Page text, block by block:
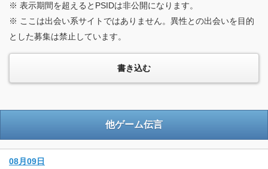
※ 表示期間を超えるとPSIDは非公開になります。
※ ここは出会い系サイトではありません。異性との出会いを目的
とした募集は禁止しています。
他ゲーム伝言
08月09日